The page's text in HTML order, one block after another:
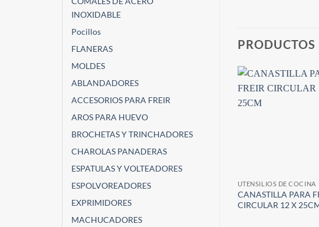
INOXIDABLE
Pocillos
FLANERAS
MOLDES
ABLANDADORES
ACCESORIOS PARA FREIR
AROS PARA HUEVO
BROCHETAS Y TRINCHADORES
CHAROLAS PANADERAS
ESPATULAS Y VOLTEADORES
ESPOLVOREADORES
EXPRIMIDORES
MACHUCADORES
UTENSILIOS DE COCINA
CANASTILLA PARA
CIRCULAR 12 X